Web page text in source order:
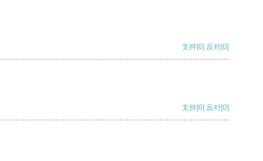
支持[0] 反对[0]
支持[0] 反对[0]